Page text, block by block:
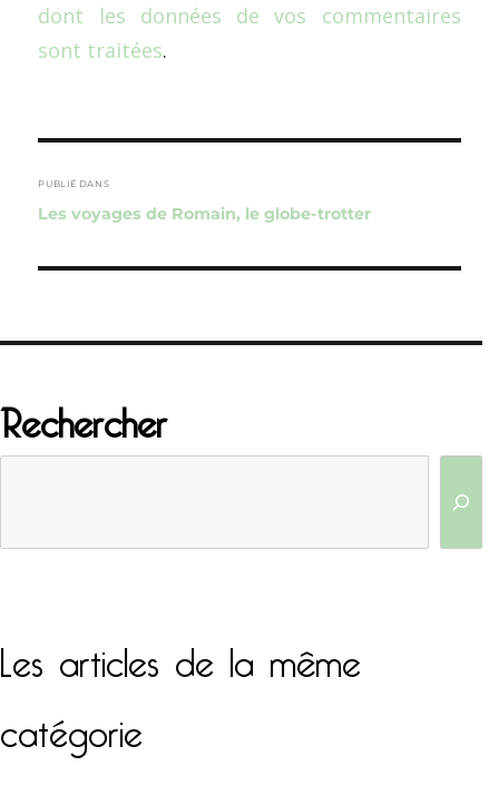
dont les données de vos commentaires
sont traitées.
de
l’article
PUBLIÉ DANS
Les voyages de Romain, le globe-trotter
Rechercher
Les articles de la même
catégorie